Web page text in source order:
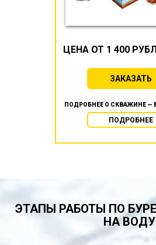
ЦЕНА ОТ 1 400
ЗАКАЗАТЬ
ПОДРОБНЕЕ О СКВАЖИНЕ —
ПОДРОБНЕЕ
ЭТАПЫ РАБОТЫ ПО
НА